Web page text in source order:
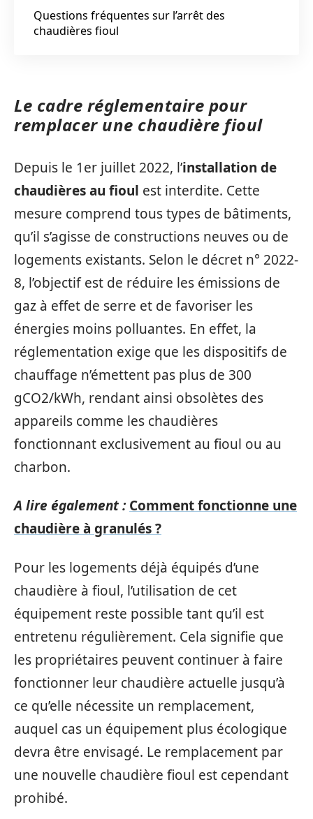
Questions fréquentes sur l’arrêt des
chaudières fioul
Le cadre réglementaire pour
remplacer une chaudière fioul
Depuis le 1er juillet 2022, l’installation de
chaudières au fioul est interdite. Cette
mesure comprend tous types de bâtiments,
qu’il s’agisse de constructions neuves ou de
logements existants. Selon le décret n° 2022-
8, l’objectif est de réduire les émissions de
gaz à effet de serre et de favoriser les
énergies moins polluantes. En effet, la
réglementation exige que les dispositifs de
chauffage n’émettent pas plus de 300
gCO2/kWh, rendant ainsi obsolètes des
appareils comme les chaudières
fonctionnant exclusivement au fioul ou au
charbon.
A lire également : Comment fonctionne une
chaudière à granulés ?
Pour les logements déjà équipés d’une
chaudière à fioul, l’utilisation de cet
équipement reste possible tant qu’il est
entretenu régulièrement. Cela signifie que
les propriétaires peuvent continuer à faire
fonctionner leur chaudière actuelle jusqu’à
ce qu’elle nécessite un remplacement,
auquel cas un équipement plus écologique
devra être envisagé. Le remplacement par
une nouvelle chaudière fioul est cependant
prohibé.